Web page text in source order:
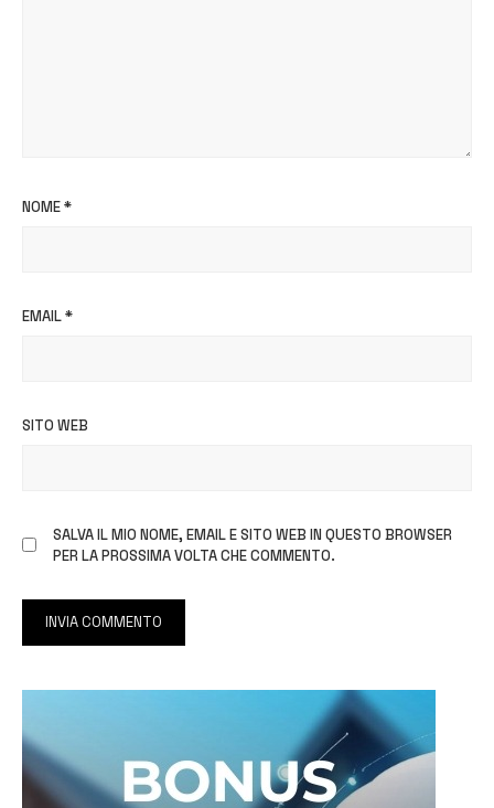
NOME*
EMAIL*
SITO WEB
SALVA IL MIO NOME, EMAIL E SITO WEB IN QUESTO BROWSER
PER LA PROSSIMA VOLTA CHE COMMENTO.